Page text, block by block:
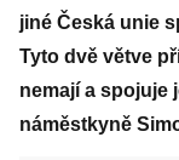
jiné Česká unie
Tyto dvě větve
nemají a spojuje
náměstkyně